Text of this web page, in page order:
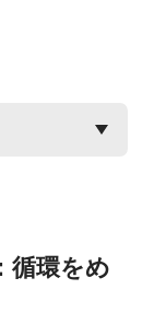
循環をめ